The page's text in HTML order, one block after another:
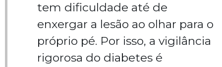
tem dificuldade até de
enxergar a lesão ao olhar para o
próprio pé. Por isso, a vigilância
rigorosa do diabetes é